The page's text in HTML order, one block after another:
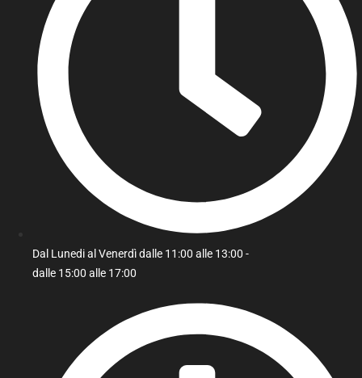
Dal Lunedi al Venerdì dalle 11:00 alle 13:00 -
dalle 15:00 alle 17:00